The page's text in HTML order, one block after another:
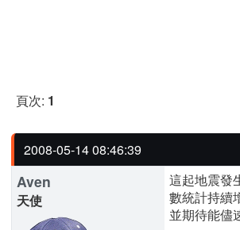
頁次: 1
2008-05-14 08:46:39
Aven
天使
這起地震發
數統計持續
並期待能儘